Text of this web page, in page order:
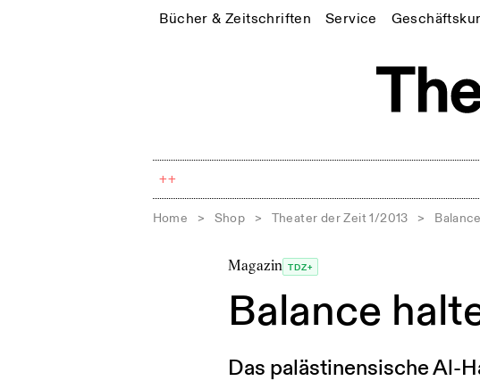
Bücher & Zeitschriften Service
++
Home > Shop > Theater der Zeit 1/2013 >
Magazin TDZ+
Balance
Das palästinensische Al-